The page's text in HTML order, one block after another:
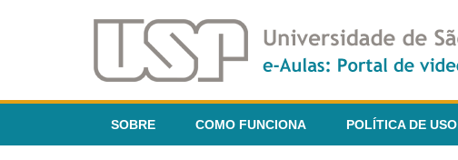
SOBRE COMO FUNCIONA POLÍTICA DE USO